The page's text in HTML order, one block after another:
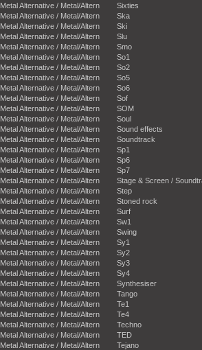
Metal Alternative / Metal/Altern
Metal Alternative / Metal/Altern
Metal Alternative / Metal/Altern
Metal Alternative / Metal/Altern
Metal Alternative / Metal/Altern
Metal Alternative / Metal/Altern
Metal Alternative / Metal/Altern
Metal Alternative / Metal/Altern
Metal Alternative / Metal/Altern
Metal Alternative / Metal/Altern
Metal Alternative / Metal/Altern
Metal Alternative / Metal/Altern
Metal Alternative / Metal/Altern
Metal Alternative / Metal/Altern
Metal Alternative / Metal/Altern
Metal Alternative / Metal/Altern
Metal Alternative / Metal/Altern
Metal Alternative / Metal/Altern
Metal Alternative / Metal/Altern
Metal Alternative / Metal/Altern
Metal Alternative / Metal/Altern
Metal Alternative / Metal/Altern
Metal Alternative / Metal/Altern
Metal Alternative / Metal/Altern
Metal Alternative / Metal/Altern
Metal Alternative / Metal/Altern
Metal Alternative / Metal/Altern
Metal Alternative / Metal/Altern
Metal Alternative / Metal/Altern
Metal Alternative / Metal/Altern
Metal Alternative / Metal/Altern
Metal Alternative / Metal/Altern
Metal Alternative / Metal/Altern
Metal Alternative / Metal/Altern
Sixties
Ska
Ski
Slu
Smo
So1
So2
So5
So6
Sof
SOM
Soul
Sound effects
Soundtrack
Sp1
Sp6
Sp7
Stage & Screen /
Step
Stoned rock
Surf
Sw1
Swing
Sy1
Sy2
Sy3
Sy4
Synthesiser
Tango
Te1
Te4
Techno
TED
Tejano